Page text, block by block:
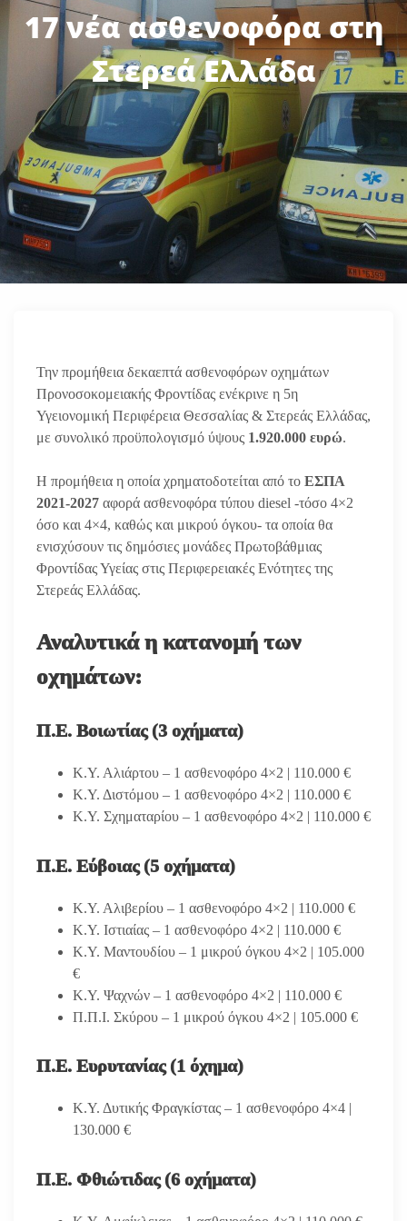
17 νέα ασθενοφόρα στη
Στερεά Ελλάδα
Την προμήθεια δεκαεπτά ασθενοφόρων οχημάτων
Προνοσοκομειακής Φροντίδας ενέκρινε η 5η
Υγειονομική Περιφέρεια Θεσσαλίας & Στερεάς Ελλάδας,
με συνολικό προϋπολογισμό ύψους 1.920.000 ευρώ.
Η προμήθεια η οποία χρηματοδοτείται από το ΕΣΠΑ
2021-2027 αφορά ασθενοφόρα τύπου diesel -τόσο 4×2
όσο και 4×4, καθώς και μικρού όγκου- τα οποία θα
ενισχύσουν τις δημόσιες μονάδες Πρωτοβάθμιας
Φροντίδας Υγείας στις Περιφερειακές Ενότητες της
Στερεάς Ελλάδας.
Αναλυτικά η κατανομή των
οχημάτων:
Π.Ε. Βοιωτίας (3 οχήματα)
Κ.Υ. Αλιάρτου – 1 ασθενοφόρο 4×2 | 110.000 €
Κ.Υ. Διστόμου – 1 ασθενοφόρο 4×2 | 110.000 €
Κ.Υ. Σχηματαρίου – 1 ασθενοφόρο 4×2 | 110.000 €
Π.Ε. Εύβοιας (5 οχήματα)
Κ.Υ. Αλιβερίου – 1 ασθενοφόρο 4×2 | 110.000 €
Κ.Υ. Ιστιαίας – 1 ασθενοφόρο 4×2 | 110.000 €
Κ.Υ. Μαντουδίου – 1 μικρού όγκου 4×2 | 105.000
€
Κ.Υ. Ψαχνών – 1 ασθενοφόρο 4×2 | 110.000 €
Π.Π.Ι. Σκύρου – 1 μικρού όγκου 4×2 | 105.000 €
Π.Ε. Ευρυτανίας (1 όχημα)
Κ.Υ. Δυτικής Φραγκίστας – 1 ασθενοφόρο 4×4 |
130.000 €
Π.Ε. Φθιώτιδας (6 οχήματα)